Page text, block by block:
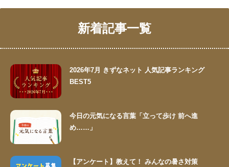
新着記事一覧
2026年7月 きずなネット 人気記事ランキング
BEST5
今日の元気になる言葉「立って歩け 前へ進
め……」
【アンケート】教えて！ みんなの暑さ対策